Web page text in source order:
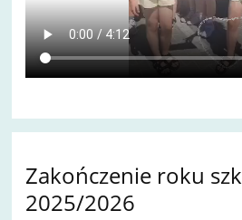
Zakończenie roku
2025/2026